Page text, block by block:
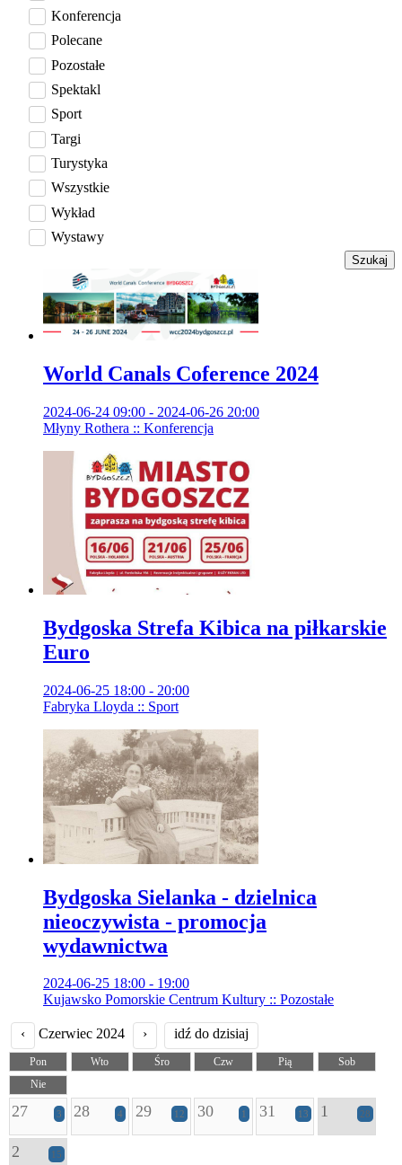
Konferencja
Polecane
Pozostałe
Spektakl
Sport
Targi
Turystyka
Wszystkie
Wykład
Wystawy
Szukaj
World Canals Coference 2024
2024-06-24 09:00 - 2024-06-26 20:00
Młyny Rothera :: Konferencja
Bydgoska Strefa Kibica na piłkarskie
Euro
2024-06-25 18:00 - 20:00
Fabryka Lloyda :: Sport
Bydgoska Sielanka - dzielnica
nieoczywista - promocja
wydawnictwa
2024-06-25 18:00 - 19:00
Kujawsko Pomorskie Centrum Kultury :: Pozostałe
‹ Czerwiec 2024 › idź do dzisiaj
Pon Wto Śro Czw Pią
Sob
Nie
27 3 28 4 29 12 30 1 31 13 1 28
2 15